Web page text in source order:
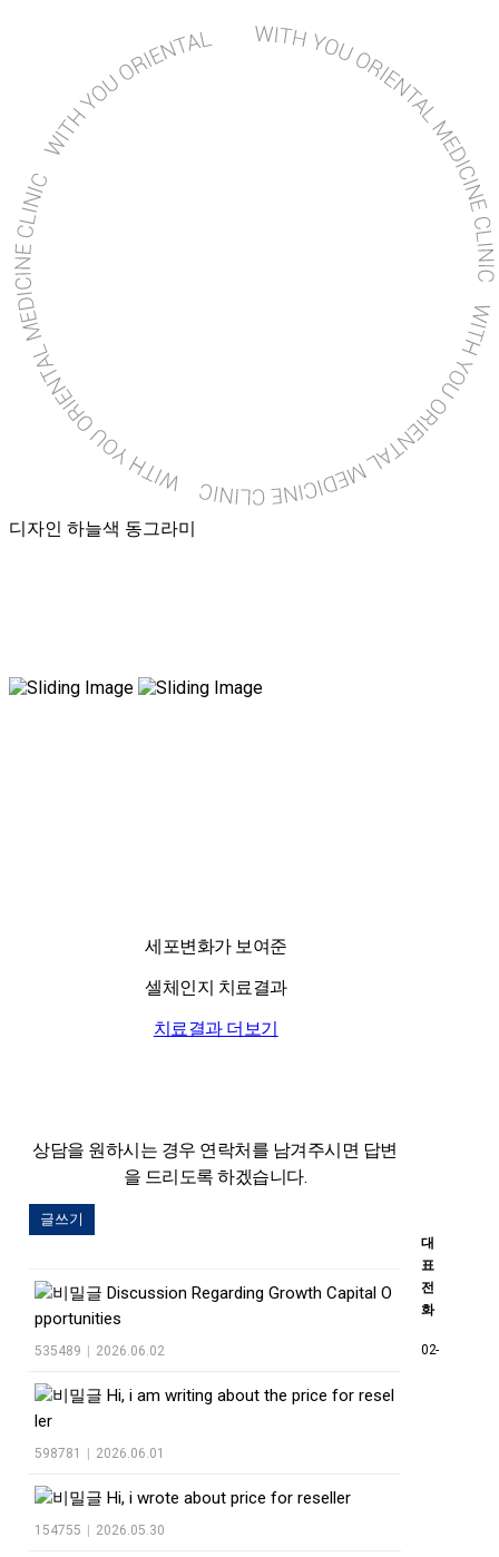
디자인 하늘색 동그라미
세포변화가 보여준
셀체인지 치료결과
치료결과 더보기
상담을 원하시는 경우 연락처를 남겨주시면 답변
을 드리도록 하겠습니다.
글쓰기
Discussion Regarding Growth Capital O
pportunities
535489 2026.06.02
Hi, i am writing about the price for resel
ler
598781 2026.06.01
Hi, i wrote about price for reseller
154755 2026.05.30
대
표
전
화
02-